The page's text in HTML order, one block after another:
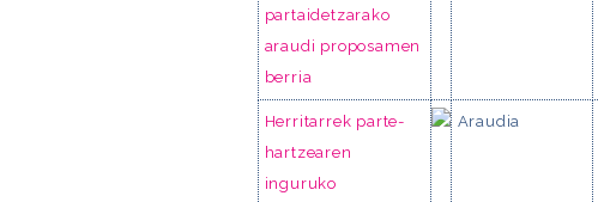
partaidetzarako
araudi proposamen
berria
Herritarrek parte-
hartzearen
inguruko
Araudia